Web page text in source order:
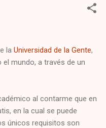
la Universidad de la Gente,
mundo, a través de un
al contarme que en
en la cual se puede
únicos requisitos son